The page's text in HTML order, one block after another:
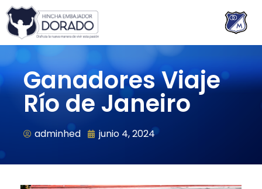
Ganadores Viaje
Río de Janeiro
adminhed junio 4, 2024